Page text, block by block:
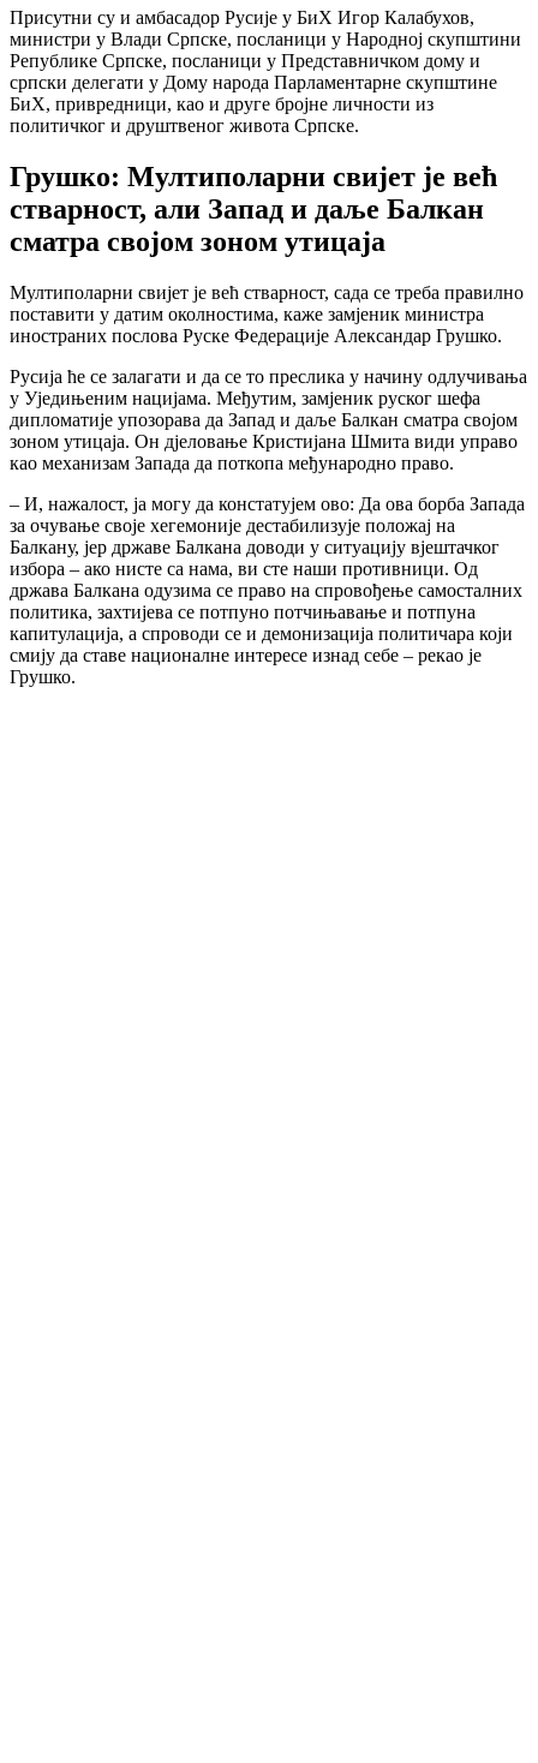
Присутни су и амбасадор Русије у БиХ Игор Калабухов,
министри у Влади Српске, посланици у Народној скупштини
Републике Српске, посланици у Представничком дому и
српски делегати у Дому народа Парламентарне скупштине
БиХ, привредници, као и друге бројне личности из
политичког и друштвеног живота Српске.
Грушко: Мултиполарни свијет је већ
стварност, али Запад и даље Балкан
сматра својом зоном утицаја
Мултиполарни свијет је већ стварност, сада се треба правилно
поставити у датим околностима, каже замјеник министра
иностраних послова Руске Федерације Александар Грушко.
Русија ће се залагати и да се то преслика у начину одлучивања
у Уједињеним нацијама. Међутим, замјеник руског шефа
дипломатије упозорава да Запад и даље Балкан сматра својом
зоном утицаја. Он дјеловање Кристијана Шмита види управо
као механизам Запада да поткопа међународно право.
– И, нажалост, ја могу да констатујем ово: Да ова борба Запада
за очување своје хегемоније дестабилизује положај на
Балкану, јер државе Балкана доводи у ситуацију вјештачког
избора – ако нисте са нама, ви сте наши противници. Од
држава Балкана одузима се право на спровођење самосталних
политика, захтијева се потпуно потчињавање и потпуна
капитулација, а спроводи се и демонизација политичара који
смију да ставе националне интересе изнад себе – рекао је
Грушко.